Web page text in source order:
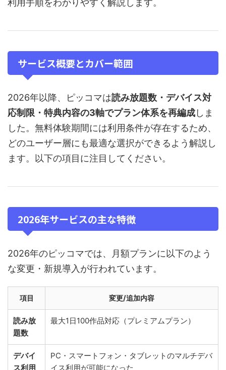
利用手順をわかりやすく解説します。
サービス概要とカバー範囲
2026年以降、ピッコマは読み放題数・デバイス対
応制限・特典内容の3軸でプラン体系を再編成しま
した。無料体験期間には利用条件が存在するため、
どのユーザー層にも最適な選択ができるよう解説し
ます。以下の項目に注目してください。
2026年サービスの主な特徴
2026年のピッコマでは、月額プランに以下のよう
な変更・新規導入が行われています。
項目 変更/追加内容
読み放
題数
最大1日100作品対応（プレミアムプラン）
デバイ
ス利用
PC・スマートフォン・タブレットのマルチデバ
イス利用が可能になった